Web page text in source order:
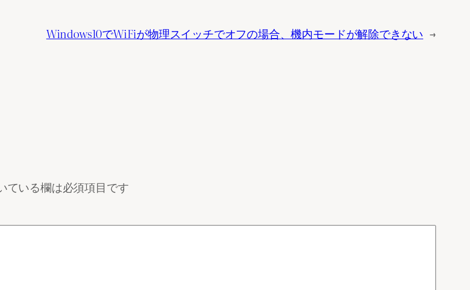
Windows10でWiFiが物理スイッチでオフの場合、機内モードが解除できない →
ている欄は必須項目です